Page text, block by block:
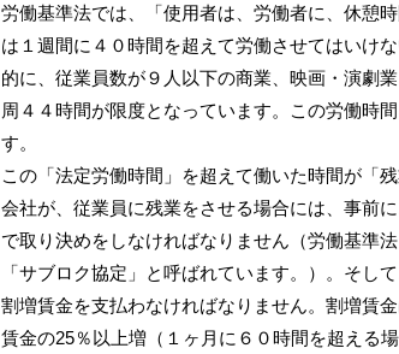
労働基準法では、「使用者は、労働者に、休憩
は１週間に４０時間を超えて労働させてはいけ
的に、従業員数が９人以下の商業、映画・演劇
周４４時間が限度となっています。この労働時
す。
この「法定労働時間」を超えて働いた時間が「
会社が、従業員に残業をさせる場合には、事前
で取り決めをしなければなりません（労働基準
「サブロク協定」と呼ばれています。）。そし
割増賃金を支払わなければなりません。割増賃
賃金の25％以上増（１ヶ月に６０時間を超える